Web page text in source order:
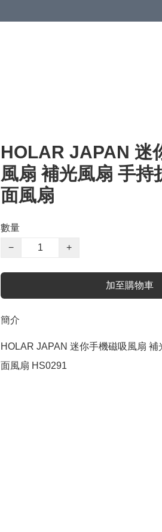
HOLAR JAPAN 迷
風扇 補光風扇 手持
面風扇
數量
−
+
加至購物車
簡介
HOLAR JAPAN 迷你手機磁吸風扇
面風扇 HS0291